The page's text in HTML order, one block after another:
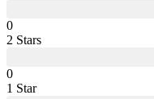
0
2 Stars
0
1 Star